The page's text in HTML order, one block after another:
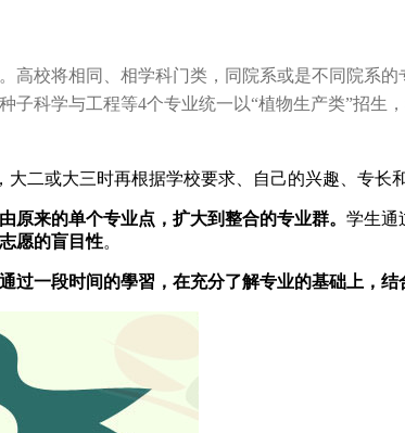
校将相同、相学科门类，同院系或是不同院系
科学与工程等4个专业统一以“植物生产类”招生
二或大三时再根据学校要求、自己的兴趣、专长
来的单个专业点，扩大到整合的专业群。 学生通
愿的盲目性。
过一段时间的學習，在充分了解专业的基础上，结